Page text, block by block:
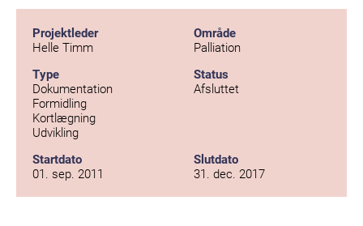
Projektleder
Helle Timm
Område
Palliation
Type
Dokumentation
Formidling
Kortlægning
Udvikling
Status
Afsluttet
Startdato
01. sep. 2011
Slutdato
31. dec. 2017